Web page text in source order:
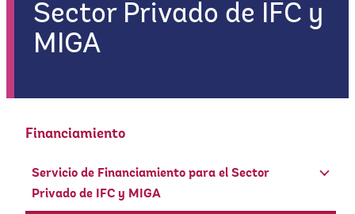
Sector Privado de IFC y
MIGA
Financiamiento
Servicio de Financiamiento para el Sector
Privado de IFC y MIGA